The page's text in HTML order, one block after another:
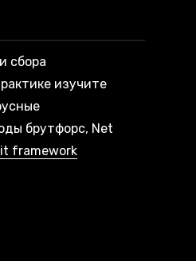
сбора
изучите
брутфорс, Net
framework